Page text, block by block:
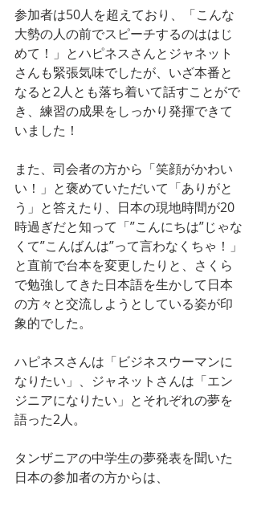
参加者は50人を超えており、「こんな
大勢の人の前でスピーチするのははじ
めて！」とハピネスさんとジャネット
さんも緊張気味でしたが、いざ本番と
なると2人とも落ち着いて話すことがで
き、練習の成果をしっかり発揮できて
いました！
また、司会者の方から「笑顔がかわい
い！」と褒めていただいて「ありがと
う」と答えたり、日本の現地時間が20
時過ぎだと知って「”こんにちは”じゃな
くて”こんばんは”って言わなくちゃ！」
と直前で台本を変更したりと、さくら
で勉強してきた日本語を生かして日本
の方々と交流しようとしている姿が印
象的でした。
ハピネスさんは「ビジネスウーマンに
なりたい」、ジャネットさんは「エン
ジニアになりたい」とそれぞれの夢を
語った2人。
タンザニアの中学生の夢発表を聞いた
日本の参加者の方からは、